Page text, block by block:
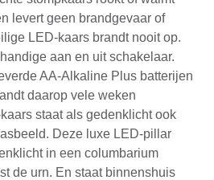
levert geen brandgevaar of
LED-kaars brandt nooit op.
aan en uit schakelaar.
AA-Alkaline Plus batterijen
daarop vele weken
staat als gedenklicht ook
Deze luxe LED-pillar
in een columbarium
de urn. En staat binnenshuis